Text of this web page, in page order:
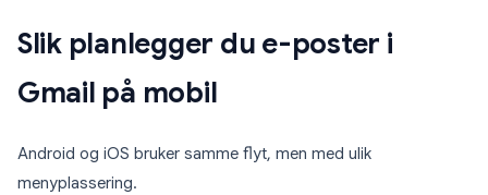
Slik planlegger du e-poster i
Gmail på mobil
Android og iOS bruker samme flyt, men med ulik
menyplassering.